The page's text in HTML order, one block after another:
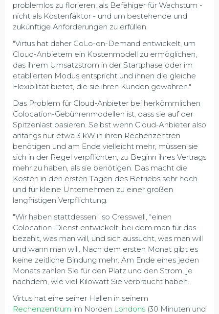
problemlos zu florieren; als Befähiger für Wachstum -
nicht als Kostenfaktor - und um bestehende und
zukünftige Anforderungen zu erfüllen.
"Virtus hat daher CoLo-on-Demand entwickelt, um
Cloud-Anbietern ein Kostenmodell zu ermöglichen,
das ihrem Umsatzstrom in der Startphase oder im
etablierten Modus entspricht und ihnen die gleiche
Flexibilität bietet, die sie ihren Kunden gewähren."
Das Problem für Cloud-Anbieter bei herkömmlichen
Colocation-Gebührenmodellen ist, dass sie auf der
Spitzenlast basieren. Selbst wenn Cloud-Anbieter also
anfangs nur etwa 3 kW in ihren Rechenzentren
benötigen und am Ende vielleicht mehr, müssen sie
sich in der Regel verpflichten, zu Beginn ihres Vertrags
mehr zu haben, als sie benötigen. Das macht die
Kosten in den ersten Tagen des Betriebs sehr hoch
und für kleine Unternehmen zu einer großen
langfristigen Verpflichtung.
"Wir haben stattdessen", so Cresswell, "einen
Colocation-Dienst entwickelt, bei dem man für das
bezahlt, was man will, und sich aussucht, was man will
und wann man will. Nach dem ersten Monat gibt es
keine zeitliche Bindung mehr. Am Ende eines jeden
Monats zahlen Sie für den Platz und den Strom, je
nachdem, wie viel Kilowatt Sie verbraucht haben.
Virtus hat eine seiner Hallen in seinem
Rechenzentrum im Norden Londons (30 Minuten und